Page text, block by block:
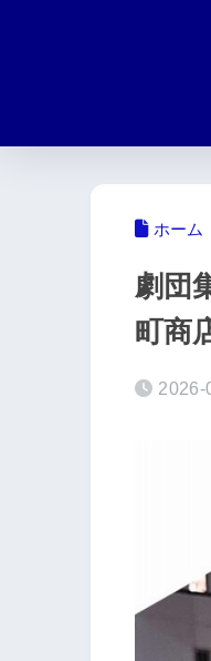
ホーム
劇団
町商
2026-